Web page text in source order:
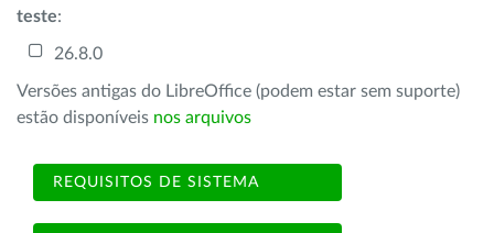
teste:
26.8.0
Versões antigas do LibreOffice (podem estar sem suporte)
estão disponíveis nos arquivos
REQUISITOS DE SISTEMA